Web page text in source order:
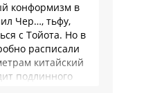
конформизм в
Чер…, тьфу,
с Тойота. Но в
расписали
китайский
подлинного